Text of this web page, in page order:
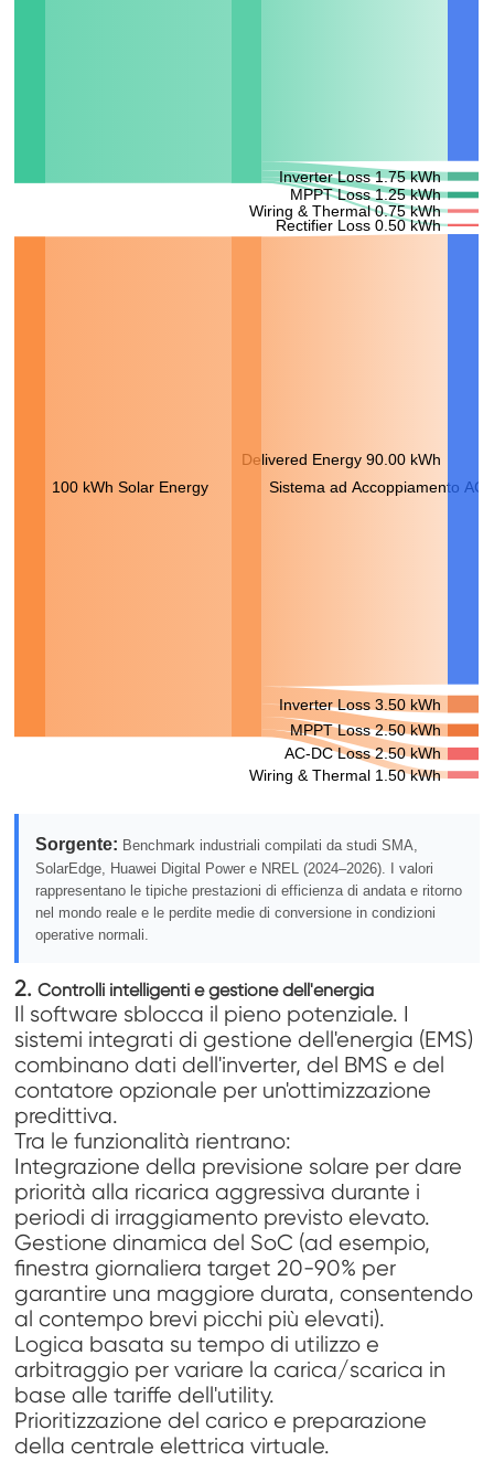
MPPT Loss 1.25 kWh
Inverter Loss 1.75 kWh
Rectifier Loss 0.50 kWh
Wiring & Thermal 0.75 kWh
100 kWh Solar Energy Sistema ad Accoppiamento AC
MPPT Loss 2.50 kWh
Inverter Loss 3.50 kWh
AC-DC Loss 2.50 kWh
Wiring & Thermal 1.50 kWh
Delivered Energy 90.00 kWh
Sorgente: Benchmark industriali compilati da studi SMA,
SolarEdge, Huawei Digital Power e NREL (2024–2026). I valori
rappresentano le tipiche prestazioni di efficienza di andata e ritorno
nel mondo reale e le perdite medie di conversione in condizioni
operative normali.
2.Controlli intelligenti e gestione dell'energia
Il software sblocca il pieno potenziale. I
sistemi integrati di gestione dell'energia (EMS)
combinano dati dell'inverter, del BMS e del
contatore opzionale per un'ottimizzazione
predittiva.
Tra le funzionalità rientrano:
Integrazione della previsione solare per dare
priorità alla ricarica aggressiva durante i
periodi di irraggiamento previsto elevato.
Gestione dinamica del SoC (ad esempio,
finestra giornaliera target 20-90% per
garantire una maggiore durata, consentendo
al contempo brevi picchi più elevati).
Logica basata su tempo di utilizzo e
arbitraggio per variare la carica/scarica in
base alle tariffe dell'utility.
Prioritizzazione del carico e preparazione
della centrale elettrica virtuale.